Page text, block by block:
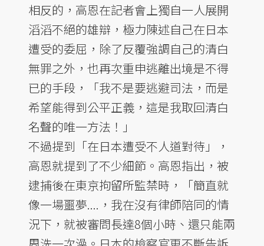
相反的，高恩在記者會上獨自一人展開
滔滔不絕的雄辯，極力陳述自己在日本
遭受的委屈，除了反覆強調自己的清白
無罪之外，也再次重申逃離出境是不得
已的手段，「我不是要逃避司法，而是
希望能得到公平正義，這是我取回清白
名聲的唯一方法！」
不過提到「在日本遭受不人道對待」，
高恩就提到了不少細節。高恩指出，被
逮捕後在東京拘留所監禁時，「簡直就
像一場噩夢....，我在沒有律師陪同的情
況下，就被審問長達8個小時、還只能兩